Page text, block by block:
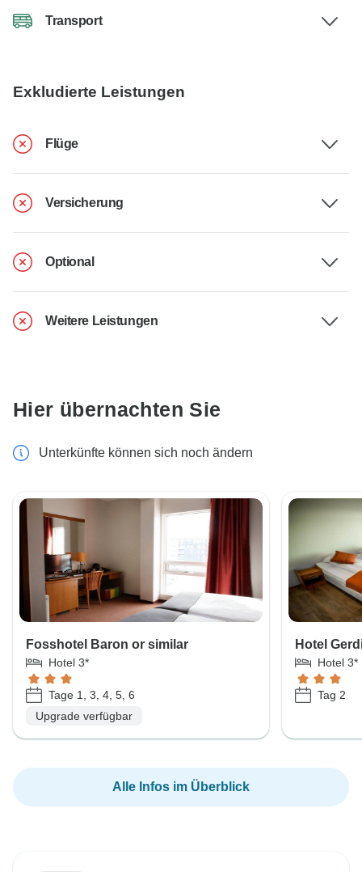
Transport
Exkludierte Leistungen
Flüge
Versicherung
Optional
Weitere Leistungen
Hier übernachten Sie
Unterkünfte können sich noch ändern
Fosshotel Baron or similar
Hotel 3*
Tage 1, 3, 4, 5, 6
Upgrade verfügbar
Hotel
Hotel 3*
Tag 2
Alle Infos im Überblick